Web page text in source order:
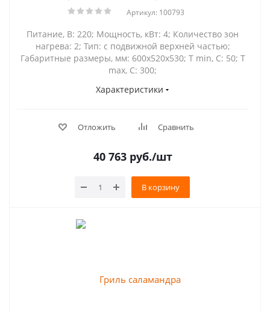
Артикул: 100793
Питание, В: 220; Мощность, кВт: 4; Количество зон
нагрева: 2; Тип: с подвижной верхней частью;
Габаритные размеры, мм: 600х520х530; Т min, С: 50; Т
max, С: 300;
Характеристики
Отложить Сравнить
40 763 руб./шт
В корзину